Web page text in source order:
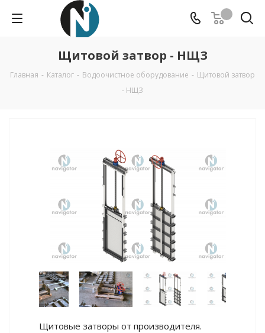
Щитовой затвор - НЩЗ
Главная - Каталог - Водоочистное оборудование - Щитовой затвор
- НЩЗ
Щитовые затворы от производителя.